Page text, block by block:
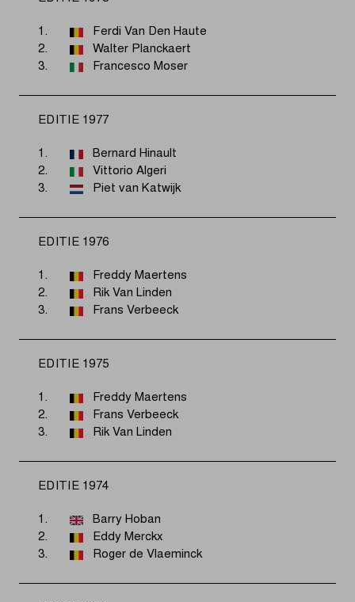
1.
Ferdi Van Den Haute
2.
Walter Planckaert
3.
Francesco Moser
EDITIE 1977
1.
Bernard Hinault
2.
Vittorio Algeri
3.
Piet van Katwijk
EDITIE 1976
1.
Freddy Maertens
2.
Rik Van Linden
3.
Frans Verbeeck
EDITIE 1975
1.
Freddy Maertens
2.
Frans Verbeeck
3.
Rik Van Linden
EDITIE 1974
1.
Barry Hoban
2.
Eddy Merckx
3.
Roger de Vlaeminck